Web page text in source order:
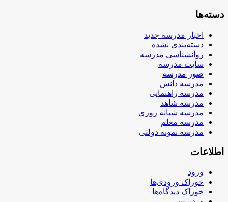
دسته‌ها
اخبار مدرسه جدید
دسته‌بندی نشده
روانشناسی مدرسه
سایت مدرسه
صور مدرسه
مدرسه دانش
مدرسه راهنمایی
مدرسه شاهد
مدرسه شبانه روزی
مدرسه معلم
مدرسه نمونه دولتی
اطلاعات
ورود
خوراک ورودی‌ها
خوراک دیدگاه‌ها